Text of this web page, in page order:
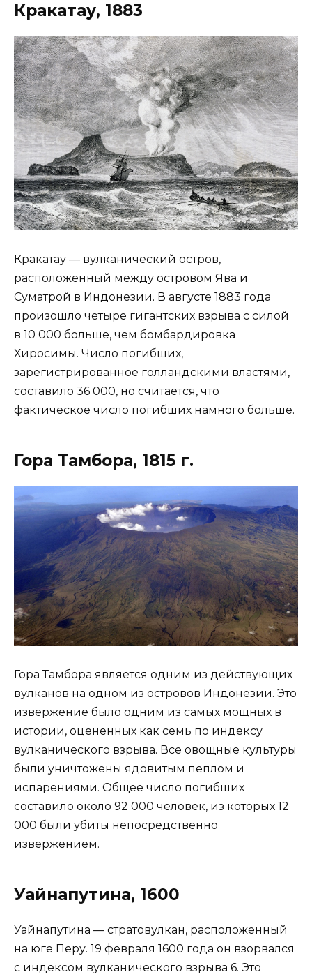
Кракатау, 1883
Кракатау — вулканический остров,
расположенный между островом Ява и
Суматрой в Индонезии. В августе 1883 года
произошло четыре гигантских взрыва с силой
в 10 000 больше, чем бомбардировка
Хиросимы. Число погибших,
зарегистрированное голландскими властями,
составило 36 000, но считается, что
фактическое число погибших намного больше.
Гора Тамбора, 1815 г.
Гора Тамбора является одним из действующих
вулканов на одном из островов Индонезии. Это
извержение было одним из самых мощных в
истории, оцененных как семь по индексу
вулканического взрыва. Все овощные культуры
были уничтожены ядовитым пеплом и
испарениями. Общее число погибших
составило около 92 000 человек, из которых 12
000 были убиты непосредственно
извержением.
Уайнапутина, 1600
Уайнапутина — стратовулкан, расположенный
на юге Перу. 19 февраля 1600 года он взорвался
с индексом вулканического взрыва 6. Это